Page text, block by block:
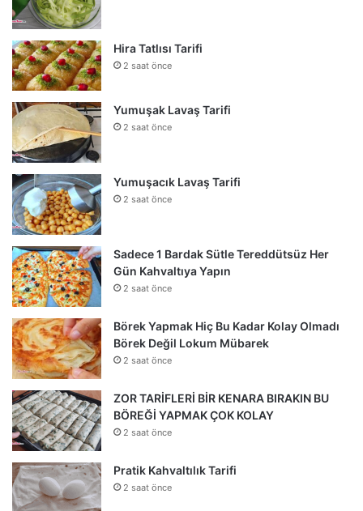
Hira Tatlısı Tarifi
2 saat önce
Yumuşak Lavaş Tarifi
2 saat önce
Yumuşacık Lavaş Tarifi
2 saat önce
Sadece 1 Bardak Sütle Tereddütsüz Her
Gün Kahvaltıya Yapın
2 saat önce
Börek Yapmak Hiç Bu Kadar Kolay Olmadı
Börek Değil Lokum Mübarek
2 saat önce
ZOR TARİFLERİ BİR KENARA BIRAKIN BU
BÖREĞİ YAPMAK ÇOK KOLAY
2 saat önce
Pratik Kahvaltılık Tarifi
2 saat önce